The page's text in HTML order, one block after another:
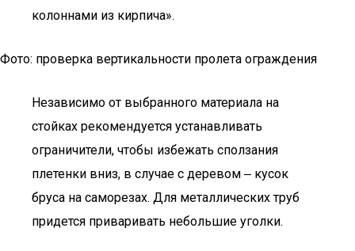
колоннами из кирпича».
Фото: проверка вертикальности пролета ограждения
Независимо от выбранного материала на
стойках рекомендуется устанавливать
ограничители, чтобы избежать сползания
плетенки вниз, в случае с деревом ‒ кусок
бруса на саморезах. Для металлических труб
придется приваривать небольшие уголки.